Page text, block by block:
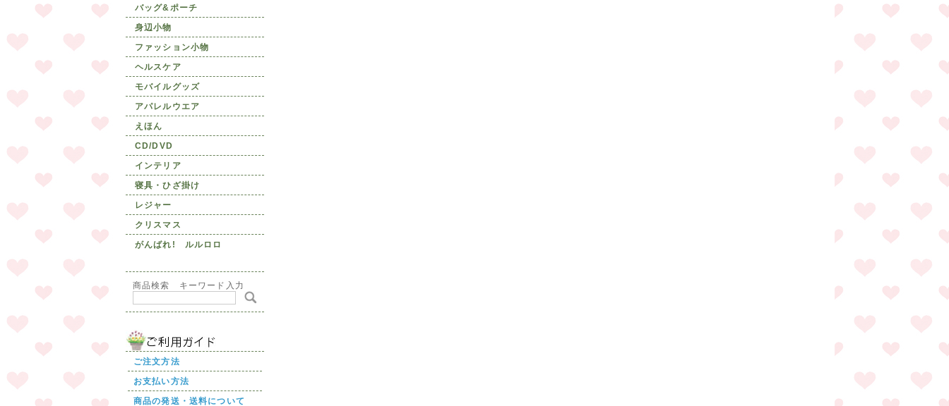
バッグ&ポーチ
身辺小物
ファッション小物
ヘルスケア
モバイルグッズ
アパレルウエア
えほん
CD/DVD
インテリア
寝具・ひざ掛け
レジャー
クリスマス
がんばれ! ルルロロ
商品検索 キーワード入力
ご注文方法
お支払い方法
商品の発送・送料について